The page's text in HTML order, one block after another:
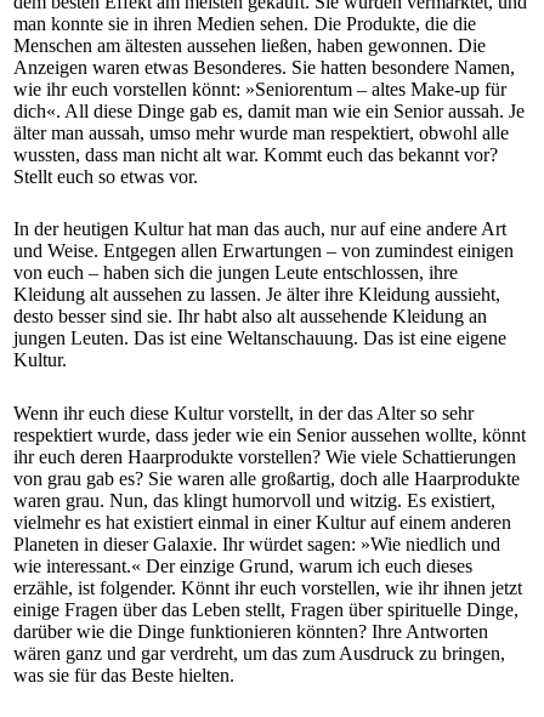
man konnte sie in ihren Medien sehen. Die Produkte, die die
Menschen am ältesten aussehen ließen, haben gewonnen. Die
Anzeigen waren etwas Besonderes. Sie hatten besondere Namen,
wie ihr euch vorstellen könnt: »Seniorentum – altes Make-up für
dich«. All diese Dinge gab es, damit man wie ein Senior aussah. Je
älter man aussah, umso mehr wurde man respektiert, obwohl alle
wussten, dass man nicht alt war. Kommt euch das bekannt vor?
Stellt euch so etwas vor.
In der heutigen Kultur hat man das auch, nur auf eine andere Art
und Weise. Entgegen allen Erwartungen – von zumindest einigen
von euch – haben sich die jungen Leute entschlossen, ihre
Kleidung alt aussehen zu lassen. Je älter ihre Kleidung aussieht,
desto besser sind sie. Ihr habt also alt aussehende Kleidung an
jungen Leuten. Das ist eine Weltanschauung. Das ist eine eigene
Kultur.
Wenn ihr euch diese Kultur vorstellt, in der das Alter so sehr
respektiert wurde, dass jeder wie ein Senior aussehen wollte, könnt
ihr euch deren Haarprodukte vorstellen? Wie viele Schattierungen
von grau gab es? Sie waren alle großartig, doch alle Haarprodukte
waren grau. Nun, das klingt humorvoll und witzig. Es existiert,
vielmehr es hat existiert einmal in einer Kultur auf einem anderen
Planeten in dieser Galaxie. Ihr würdet sagen: »Wie niedlich und
wie interessant.« Der einzige Grund, warum ich euch dieses
erzähle, ist folgender. Könnt ihr euch vorstellen, wie ihr ihnen jetzt
einige Fragen über das Leben stellt, Fragen über spirituelle Dinge,
darüber wie die Dinge funktionieren könnten? Ihre Antworten
wären ganz und gar verdreht, um das zum Ausdruck zu bringen,
was sie für das Beste hielten.